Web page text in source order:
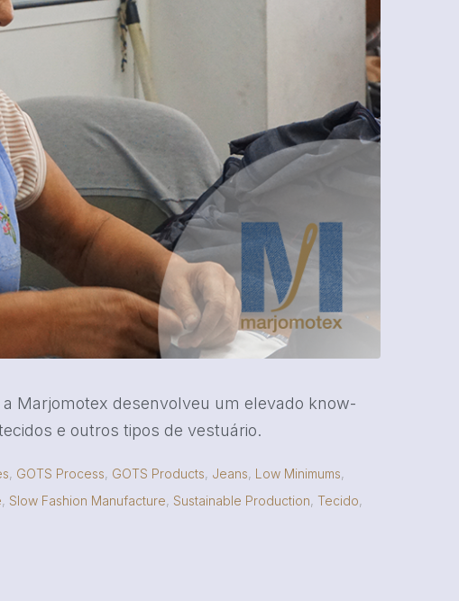
Marjomotex desenvolveu um elevado know-
e outros tipos de vestuário.
, GOTS Process, GOTS Products, Jeans, Low Minimums,
, Slow Fashion Manufacture, Sustainable Production, Tecido,